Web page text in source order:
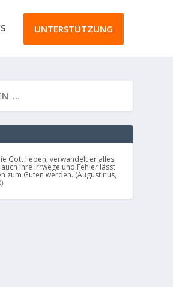
UNTERSTÜTZUNG
Gott lieben, verwandelt er alles
auch ihre Irrwege und Fehler lässt
zum Guten werden. (Augustinus,